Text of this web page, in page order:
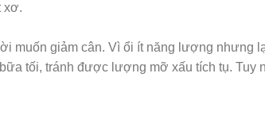
xơ.
muốn giảm cân. Vì ổi ít năng lượng nhưng
tối, tránh được lượng mỡ xấu tích tụ. Tuy